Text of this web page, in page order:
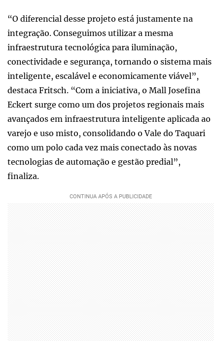
“O diferencial desse projeto está justamente na
integração. Conseguimos utilizar a mesma
infraestrutura tecnológica para iluminação,
conectividade e segurança, tornando o sistema mais
inteligente, escalável e economicamente viável”,
destaca Fritsch. “Com a iniciativa, o Mall Josefina
Eckert surge como um dos projetos regionais mais
avançados em infraestrutura inteligente aplicada ao
varejo e uso misto, consolidando o Vale do Taquari
como um polo cada vez mais conectado às novas
tecnologias de automação e gestão predial”,
finaliza.